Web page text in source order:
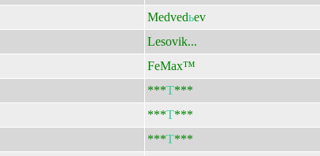
Medvedьev
Lesovik...
FeMax™
***Т***
***Т***
***Т***